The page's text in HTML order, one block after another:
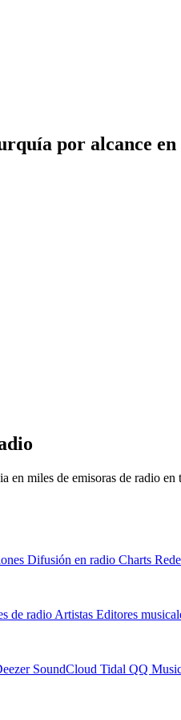
por alcance
en miles de emisoras de radio en
Difusión en radio Charts
de radio Artistas Editores
SoundCloud Tidal QQ